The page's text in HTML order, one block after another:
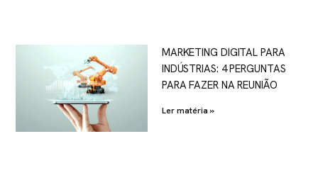
MARKETING DIGITAL PARA
INDÚSTRIAS: 4 PERGUNTAS
PARA FAZER NA REUNIÃO
Ler matéria »